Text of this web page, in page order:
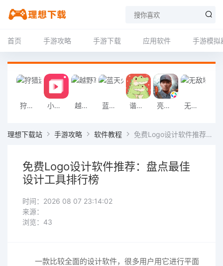
首页 手游攻略 手游下载 应用软件 手游模拟
狩猎迷城恐龙大战游戏 小影记app 越野军事卡车司机游戏 蓝天火龙传奇安卓版 谐音梗游戏 亮剑2026官方版 无敌塔防王游戏
理想下载站 手游攻略 软件教程 免费Logo设计软件推荐：盘点最佳设计工具排行榜
免费Logo设计软件推荐：盘点最佳
设计工具排行榜
时间：2026 08 07 23:14:02
来源：
浏览：43
一款比较全面的设计软件，很多用户用它进行平面